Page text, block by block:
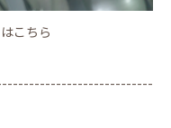
こちら